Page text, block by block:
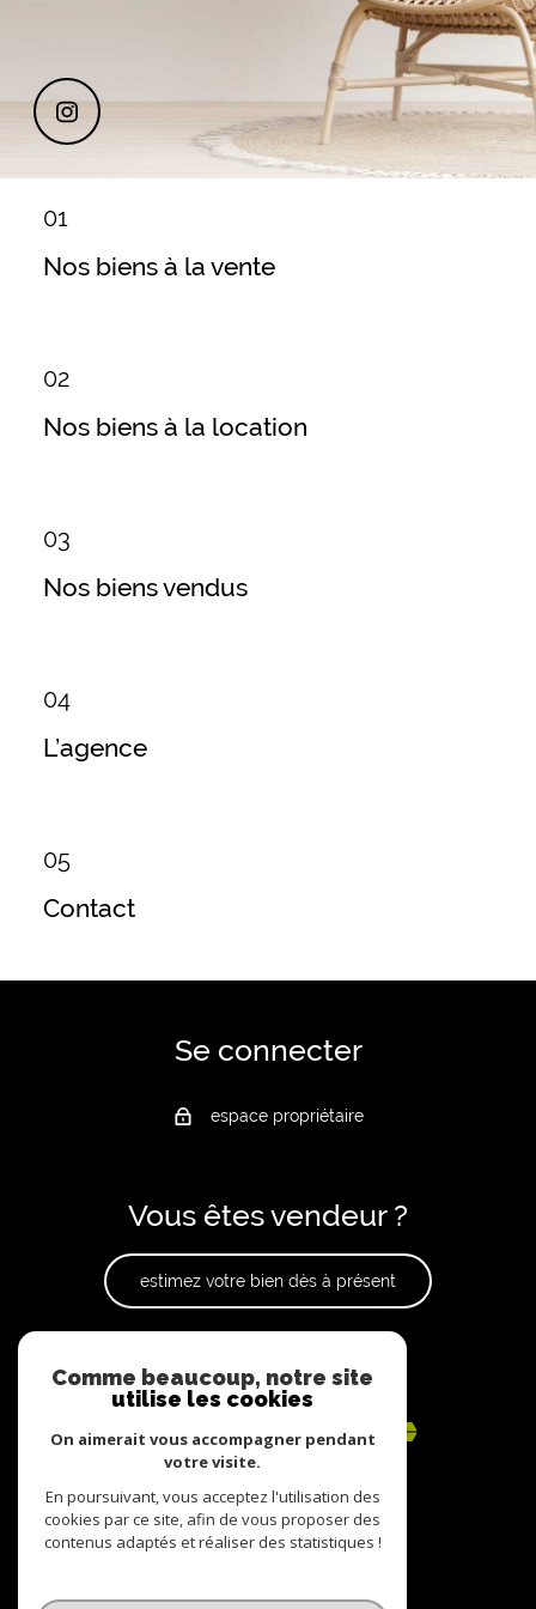
01
Nos biens à la vente
02
Nos biens à la location
03
Nos biens vendus
04
L’agence
05
Contact
Se connecter
espace propriétaire
Vous êtes vendeur ?
estimez votre bien dès à présent
Adhérents
Comme beaucoup, notre site
utilise les cookies
On aimerait vous accompagner pendant
votre visite.
En poursuivant, vous acceptez l'utilisation des
cookies par ce site, afin de vous proposer des
contenus adaptés et réaliser des statistiques !